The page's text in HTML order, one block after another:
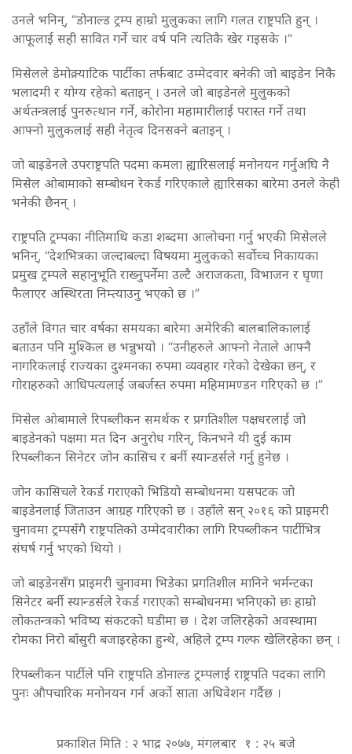
उनले भनिन्, “डोनाल्ड ट्रम्प हाम्रो मुलुकका लागि गलत राष्ट्रपति हुन् ।
आफूलाई सही सावित गर्ने चार वर्ष पनि त्यतिकै खेर गइसके ।”
मिसेलले डेमोक्र्याटिक पार्टीका तर्फबाट उम्मेदवार बनेकी जो बाइडेन निकै
भलादमी र योग्य रहेको बताइन् । उनले जो बाइडेनले मुलुकको
अर्थतन्त्रलाई पुनरुत्थान गर्ने, कोरोना महामारीलाई परास्त गर्ने तथा
आफ्नो मुलुकलाई सही नेतृत्व दिनसक्ने बताइन् ।
जो बाइडेनले उपराष्ट्रपति पदमा कमला ह्यारिसलाई मनोनयन गर्नुअघि नै
मिसेल ओबामाको सम्बोधन रेकर्ड गरिएकाले ह्यारिसका बारेमा उनले केही
भनेकी छैनन् ।
राष्ट्रपति ट्रम्पका नीतिमाथि कडा शब्दमा आलोचना गर्नु भएकी मिसेलले
भनिन्, “देशभित्रका जल्दाबल्दा विषयमा मुलुकको सर्वोच्च निकायका
प्रमुख ट्रम्पले सहानुभूति राख्नुपर्नेमा उल्टै अराजकता, विभाजन र घृणा
फैलाएर अस्थिरता निम्त्याउनु भएको छ ।”
उहाँले विगत चार वर्षका समयका बारेमा अमेरिकी बालबालिकालाई
बताउन पनि मुश्किल छ भन्नुभयो । “उनीहरुले आफ्नो नेताले आफ्नै
नागरिकलाई राज्यका दुश्मनका रुपमा व्यवहार गरेको देखेका छन्, र
गोराहरुको आधिपत्यलाई जबर्जस्त रुपमा महिमामण्डन गरिएको छ ।”
मिसेल ओबामाले रिपब्लीकन समर्थक र प्रगतिशील पक्षधरलाई जो
बाइडेनको पक्षमा मत दिन अनुरोध गरिन्, किनभने यी दुई काम
रिपब्लीकन सिनेटर जोन कासिच र बर्नी स्यान्डर्सले गर्नु हुनेछ ।
जोन कासिचले रेकर्ड गराएको भिडियो सम्बोधनमा यसपटक जो
बाइडेनलाई जिताउन आग्रह गरिएको छ । उहाँले सन् २०१६ को प्राइमरी
चुनावमा ट्रम्पसँगै राष्ट्रपतिको उम्मेदवारीका लागि रिपब्लीकन पार्टीभित्र
संघर्ष गर्नु भएको थियो ।
जो बाइडेनसँग प्राइमरी चुनावमा भिडेका प्रगतिशील मानिने भर्मन्टका
सिनेटर बर्नी स्यान्डर्सले रेकर्ड गराएको सम्बोधनमा भनिएको छः हाम्रो
लोकतन्त्रको भविष्य संकटको घडीमा छ । देश जलिरहेको अवस्थामा
रोमका निरो बाँसुरी बजाइरहेका हुन्थे, अहिले ट्रम्प गल्फ खेलिरहेका छन् ।
रिपब्लीकन पार्टीले पनि राष्ट्रपति डोनाल्ड ट्रम्पलाई राष्ट्रपति पदका लागि
पुनः औपचारिक मनोनयन गर्न अर्को साता अधिवेशन गर्दैछ ।
प्रकाशित मिति : २ भाद्र २०७७, मंगलबार १ : २५ बजे